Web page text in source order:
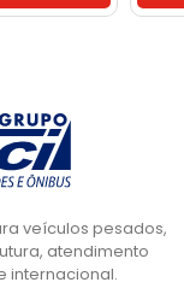
veículos pesados,
atendimento
internacional.